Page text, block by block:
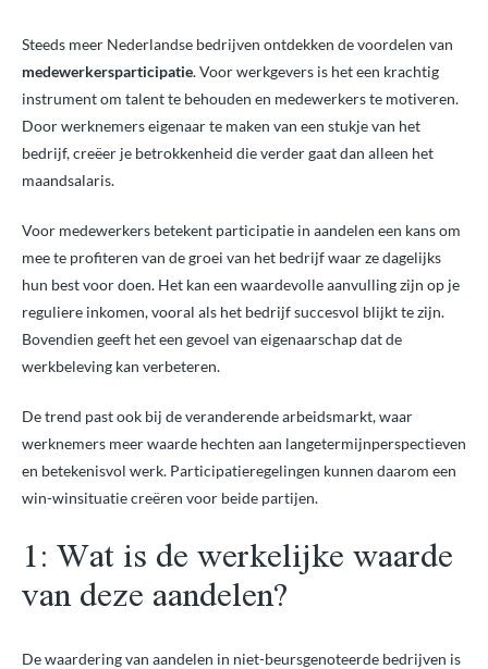
Steeds meer Nederlandse bedrijven ontdekken de voordelen van
medewerkersparticipatie. Voor werkgevers is het een krachtig
instrument om talent te behouden en medewerkers te motiveren.
Door werknemers eigenaar te maken van een stukje van het
bedrijf, creëer je betrokkenheid die verder gaat dan alleen het
maandsalaris.
Voor medewerkers betekent participatie in aandelen een kans om
mee te profiteren van de groei van het bedrijf waar ze dagelijks
hun best voor doen. Het kan een waardevolle aanvulling zijn op je
reguliere inkomen, vooral als het bedrijf succesvol blijkt te zijn.
Bovendien geeft het een gevoel van eigenaarschap dat de
werkbeleving kan verbeteren.
De trend past ook bij de veranderende arbeidsmarkt, waar
werknemers meer waarde hechten aan langetermijnperspectieven
en betekenisvol werk. Participatieregelingen kunnen daarom een
win-winsituatie creëren voor beide partijen.
1: Wat is de werkelijke waarde
van deze aandelen?
De waardering van aandelen in niet-beursgenoteerde bedrijven is